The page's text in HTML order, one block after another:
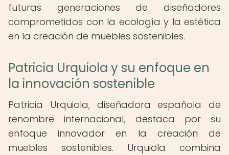
futuras generaciones de diseñadores
comprometidos con la ecología y la estética
en la creación de muebles sostenibles.
Patricia Urquiola y su enfoque en
la innovación sostenible
Patricia Urquiola, diseñadora española de
renombre internacional, destaca por su
enfoque innovador en la creación de
muebles sostenibles. Urquiola combina